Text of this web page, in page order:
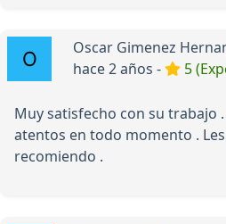
Oscar Gimenez
hace 2 años -
5
Muy satisfecho con su trabajo
atentos en todo momento .
recomiendo .